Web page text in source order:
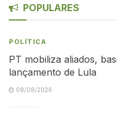
POPULARES
POLÍTICA
PT mobiliza aliados,
lançamento de Lula
08/08/2026